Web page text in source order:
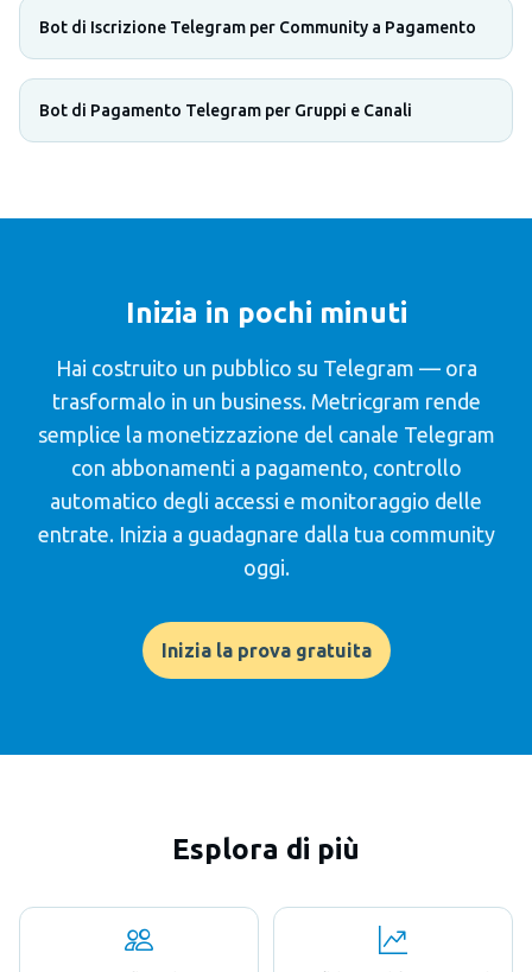
Bot di Iscrizione Telegram per Community a Pagamento
Bot di Pagamento Telegram per Gruppi e Canali
Inizia in pochi minuti
Hai costruito un pubblico su Telegram — ora
trasformalo in un business. Metricgram rende
semplice la monetizzazione del canale Telegram
con abbonamenti a pagamento, controllo
automatico degli accessi e monitoraggio delle
entrate. Inizia a guadagnare dalla tua community
oggi.
Inizia la prova gratuita
Esplora di più